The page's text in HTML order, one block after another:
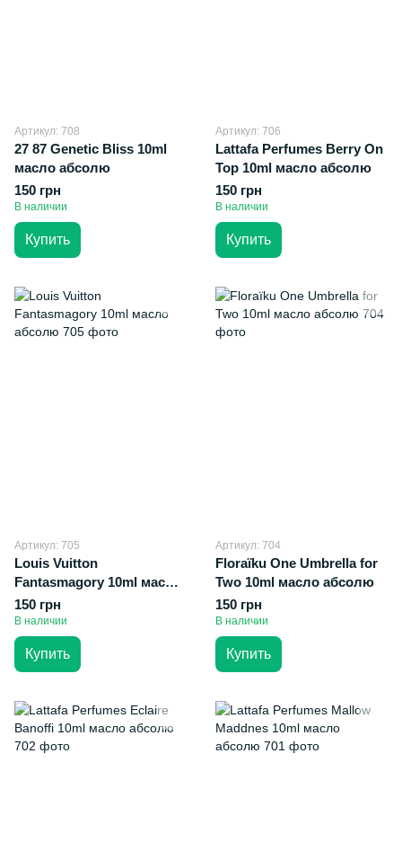
Артикул: 708
27 87 Genetic Bliss 10ml
масло абсолю
150 грн
В наличии
Купить
Артикул: 706
Lattafa Perfumes Berry On
Top 10ml масло абсолю
150 грн
В наличии
Купить
Артикул: 705
Louis Vuitton
Fantasmagory 10ml масло
абсолю
150 грн
В наличии
Купить
Артикул: 704
Floraïku One Umbrella for
Two 10ml масло абсолю
150 грн
В наличии
Купить